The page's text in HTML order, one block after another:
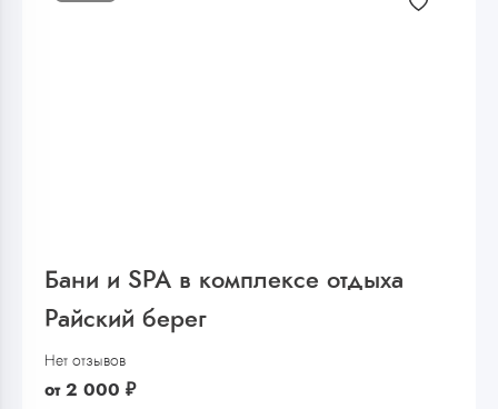
Бани и SPA в комплексе отдыха
Райский берег
Нет отзывов
от 2 000 ₽